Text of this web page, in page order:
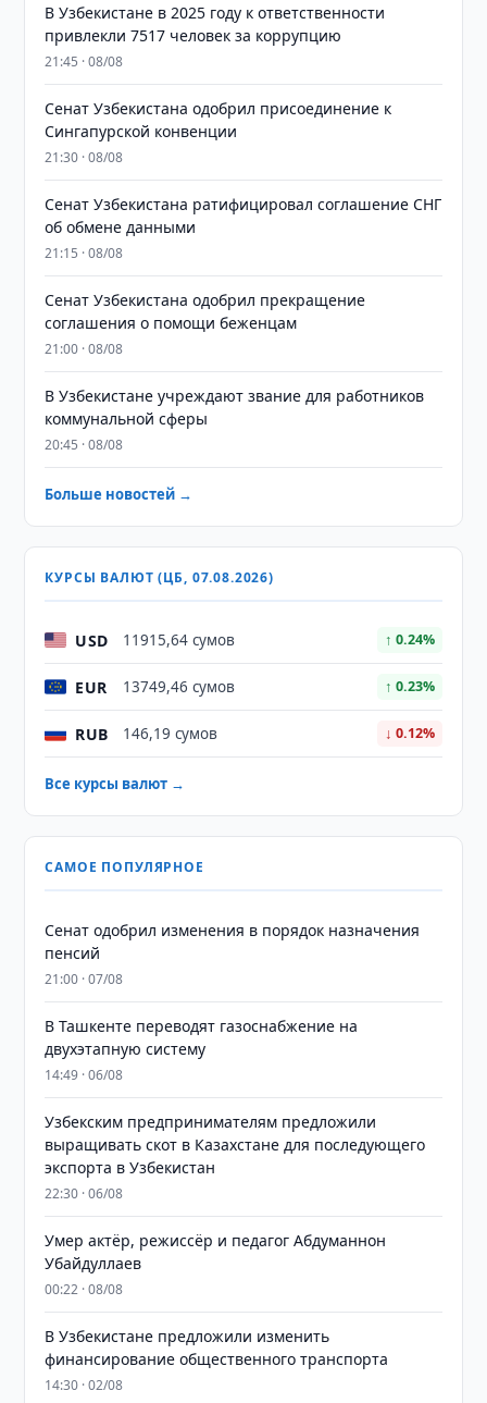
В Узбекистане в 2025 году к ответственности
привлекли 7517 человек за коррупцию
21:45 · 08/08
Сенат Узбекистана одобрил присоединение к
Сингапурской конвенции
21:30 · 08/08
Сенат Узбекистана ратифицировал соглашение СНГ
об обмене данными
21:15 · 08/08
Сенат Узбекистана одобрил прекращение
соглашения о помощи беженцам
21:00 · 08/08
В Узбекистане учреждают звание для работников
коммунальной сферы
20:45 · 08/08
Больше новостей →
КУРСЫ ВАЛЮТ (ЦБ, 07.08.2026)
USD 11915,64 сумов ↑ 0.24%
EUR 13749,46 сумов ↑ 0.23%
RUB 146,19 сумов ↓ 0.12%
Все курсы валют →
САМОЕ ПОПУЛЯРНОЕ
Сенат одобрил изменения в порядок назначения
пенсий
21:00 · 07/08
В Ташкенте переводят газоснабжение на
двухэтапную систему
14:49 · 06/08
Узбекским предпринимателям предложили
выращивать скот в Казахстане для последующего
экспорта в Узбекистан
22:30 · 06/08
Умер актёр, режиссёр и педагог Абдуманнон
Убайдуллаев
00:22 · 08/08
В Узбекистане предложили изменить
финансирование общественного транспорта
14:30 · 02/08